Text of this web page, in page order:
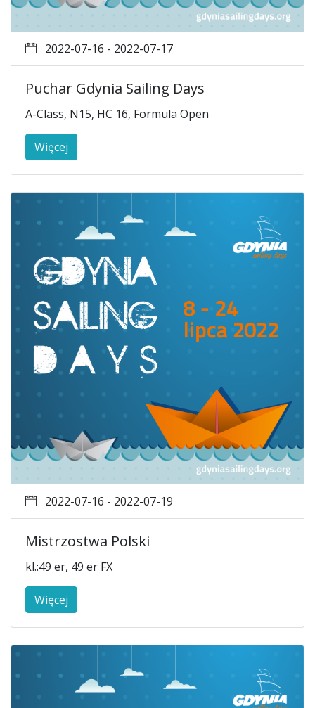
2022-07-16 - 2022-07-17
Puchar Gdynia Sailing Days
A-Class, N15, HC 16, Formula Open
Więcej
2022-07-16 - 2022-07-19
Mistrzostwa Polski
kl.:49 er, 49 er FX
Więcej